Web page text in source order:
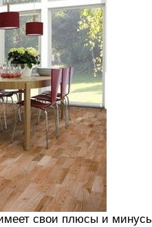
свои плюсы и